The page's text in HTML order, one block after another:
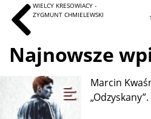
WIELCY KRESOWIACY -
ZYGMUNT CHMIELEWSKI
Najnowsze
Marcin